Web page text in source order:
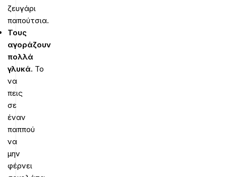
ζευγάρι
παπούτσια.
Τους
αγοράζουν
πολλά
γλυκά. Το
να
πεις
σε
έναν
παππού
να
μην
φέρνει